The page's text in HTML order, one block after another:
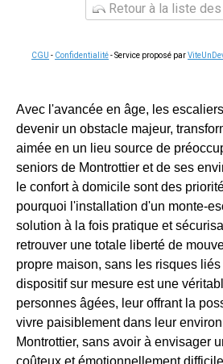
Retour à la liste
CGU - Confidentialité- Service proposé par
Avec l'avancée en âge, les
devenir un obstacle majeur,
aimée en un lieu source de
seniors de Montrottier et de ses
le confort à domicile sont des
pourquoi l'installation d'un monte-
solution à la fois pratique et
retrouver une totale liberté de
propre maison, sans les risques
dispositif sur mesure est une
personnes âgées, leur offrant la
vivre paisiblement dans leur
Montrottier, sans avoir à envisager
coûteux et émotionnellement